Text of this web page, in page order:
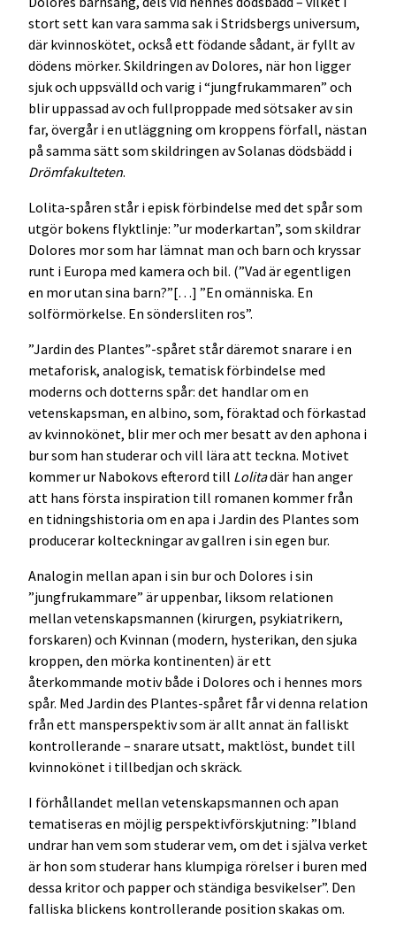
stort sett kan vara samma sak i Stridsbergs universum,
där kvinnoskötet, också ett födande sådant, är fyllt av
dödens mörker. Skildringen av Dolores, när hon ligger
sjuk och uppsvälld och varig i “jungfrukammaren” och
blir uppassad av och fullproppade med sötsaker av sin
far, övergår i en utläggning om kroppens förfall, nästan
på samma sätt som skildringen av Solanas dödsbädd i
Drömfakulteten.
Lolita-spåren står i episk förbindelse med det spår som
utgör bokens flyktlinje: ”ur moderkartan”, som skildrar
Dolores mor som har lämnat man och barn och kryssar
runt i Europa med kamera och bil. (”Vad är egentligen
en mor utan sina barn?”[…] ”En omänniska. En
solförmörkelse. En söndersliten ros”.
”Jardin des Plantes”-spåret står däremot snarare i en
metaforisk, analogisk, tematisk förbindelse med
moderns och dotterns spår: det handlar om en
vetenskapsman, en albino, som, föraktad och förkastad
av kvinnokönet, blir mer och mer besatt av den aphona i
bur som han studerar och vill lära att teckna. Motivet
kommer ur Nabokovs efterord till Lolitadär han anger
att hans första inspiration till romanen kommer från
en tidningshistoria om en apa i Jardin des Plantes som
producerar kolteckningar av gallren i sin egen bur.
Analogin mellan apan i sin bur och Dolores i sin
”jungfrukammare” är uppenbar, liksom relationen
mellan vetenskapsmannen (kirurgen, psykiatrikern,
forskaren) och Kvinnan (modern, hysterikan, den sjuka
kroppen, den mörka kontinenten) är ett
återkommande motiv både i Dolores och i hennes mors
spår. Med Jardin des Plantes-spåret får vi denna relation
från ett mansperspektiv som är allt annat än falliskt
kontrollerande – snarare utsatt, maktlöst, bundet till
kvinnokönet i tillbedjan och skräck.
I förhållandet mellan vetenskapsmannen och apan
tematiseras en möjlig perspektivförskjutning: ”Ibland
undrar han vem som studerar vem, om det i själva verket
är hon som studerar hans klumpiga rörelser i buren med
dessa kritor och papper och ständiga besvikelser”. Den
falliska blickens kontrollerande position skakas om.